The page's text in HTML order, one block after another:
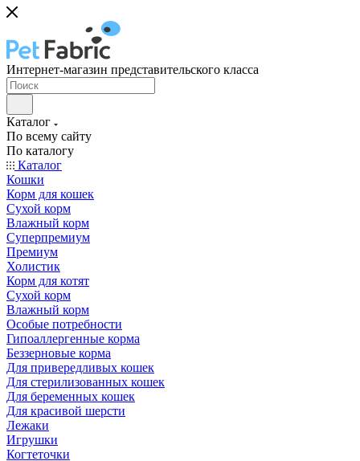
Интернет-магазин представительского класса
Каталог
По всему сайту
По каталогу
Каталог
Кошки
Корм для кошек
Сухой корм
Влажный корм
Суперпремиум
Премиум
Холистик
Корм для котят
Сухой корм
Влажный корм
Особые потребности
Гипоаллергенные корма
Беззерновые корма
Для привередливых кошек
Для стерилизованных кошек
Для беременных кошек
Для красивой шерсти
Лежаки
Игрушки
Когтеточки